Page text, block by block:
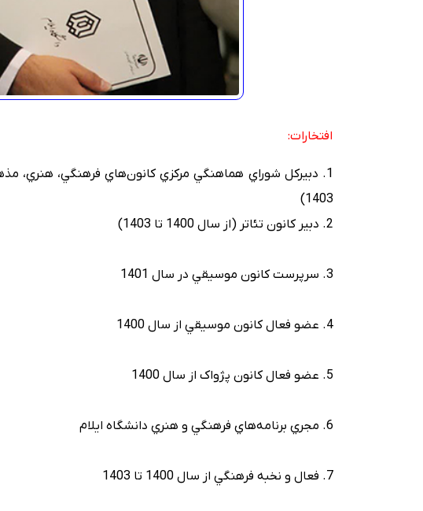
افتخارات:
1403)
2. دبير کانون تئاتر (از سال 1400 تا 1403)
3. سرپرست کانون موسيقي در سال 1401
4. عضو فعال کانون موسيقي از سال 1400
5. عضو فعال کانون پژواک از سال 1400
6. مجري برنامه‌هاي فرهنگي و هنري دانشگاه ايلام
7. فعال و نخبه فرهنگي از سال 1400 تا 1403